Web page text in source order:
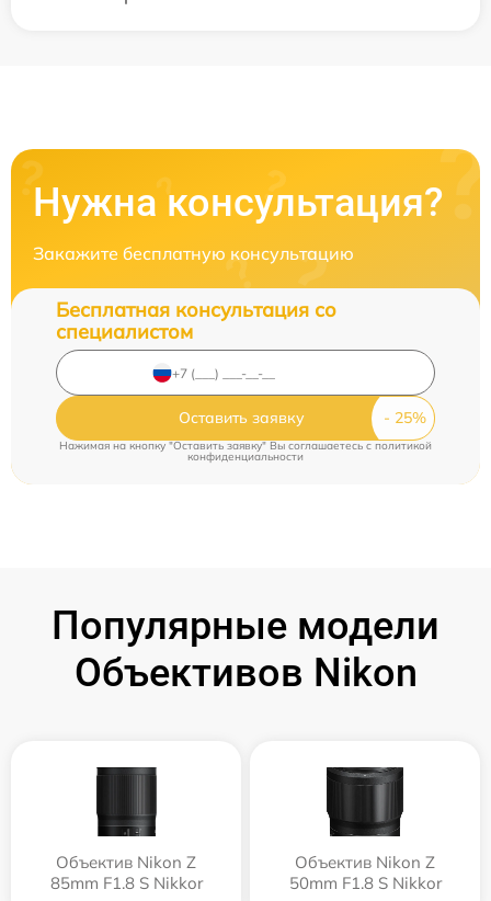
Нужна консультация?
Закажите бесплатную консультацию
Бесплатная консультация со
специалистом
Оставить заявку
Нажимая на кнопку "Оставить заявку" Вы соглашаетесь cполитикой
конфиденциальности
Популярные модели
Объективов Nikon
Объектив Nikon Z
85mm F1.8 S Nikkor
Объектив Nikon Z
50mm F1.8 S Nikkor